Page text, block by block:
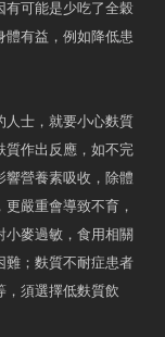
有可能是少吃了全穀
體有益，例如降低患
人士，就要小心麩質
質作出反應，如不完
響營養素吸收，除體
嚴重會導致不育，
小麥過敏，食用相關
難；麩質不耐症患者
，須選擇低麩質飲